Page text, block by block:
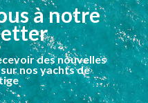
à notre
des nouvelles
nos yachts de